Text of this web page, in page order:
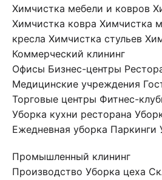
Химчистка мебели и ковров
Химчистка ковра Химчистка
кресла Химчистка стульев
Коммерческий клининг
Офисы Бизнес-центры
Медицинские учреждения
Торговые центры Фитнес-
Уборка кухни ресторана
Ежедневная уборка Паркинги
Промышленный клининг
Производство Уборка цеха